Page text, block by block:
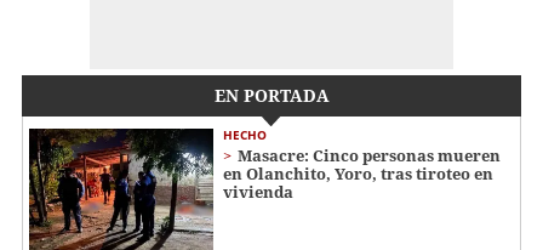
EN PORTADA
HECHO
Masacre: Cinco personas mueren
en Olanchito, Yoro, tras tiroteo en
vivienda